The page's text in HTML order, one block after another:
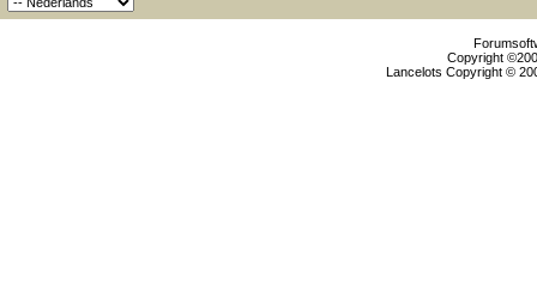
Copyright
Lancelots Copyright ©